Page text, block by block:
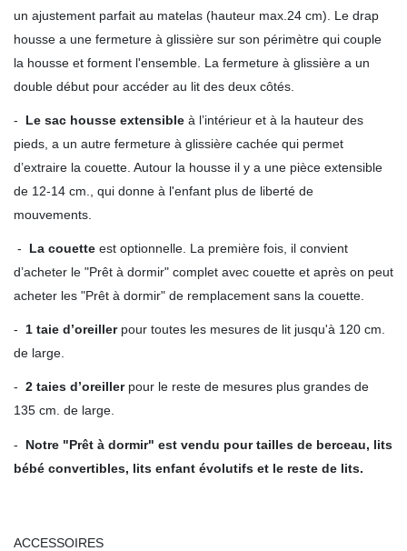
un ajustement parfait au matelas (hauteur max.24 cm). Le drap
housse a une fermeture à glissière sur son périmètre qui couple
la housse et forment l'ensemble. La fermeture à glissière a un
double début pour accéder au lit des deux côtés.
- Le sac housse extensible à l’intérieur et à la hauteur des
pieds, a un autre fermeture à glissière cachée qui permet
d’extraire la couette. Autour la housse il y a une pièce extensible
de 12-14 cm., qui donne à l'enfant plus de liberté de
mouvements.
- La couette est optionnelle. La première fois, il convient
d’acheter le "Prêt à dormir" complet avec couette et après on peut
acheter les "Prêt à dormir" de remplacement sans la couette.
- 1 taie d’oreiller pour toutes les mesures de lit jusqu'à 120 cm.
de large.
- 2 taies d’oreillerpour le reste de mesures plus grandes de
135 cm. de large.
- Notre "Prêt à dormir" est vendu pour tailles de berceau, lits
bébé convertibles, lits enfant évolutifs et le reste de lits.
ACCESSOIRES